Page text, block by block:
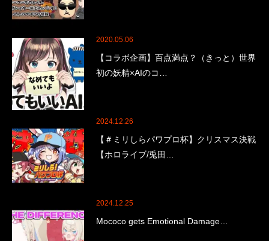
2020.05.06
【コラボ企画】百点満点？（きっと）世界
初の妖精×AIのコ…
2024.12.26
【＃ミリしらパワプロ杯】クリスマス決戦
【ホロライブ/兎田…
2024.12.25
Mococo gets Emotional Damage…